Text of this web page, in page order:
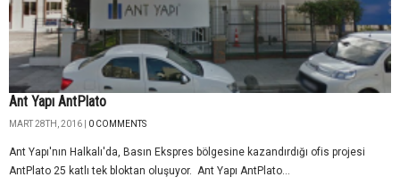
Ant Yapı AntPlato
MART 28TH, 2016 | 0 COMMENTS
Ant Yapı'nın Halkalı'da, Basın Ekspres bölgesine kazandırdığı ofis projesi
AntPlato 25 katlı tek bloktan oluşuyor. Ant Yapı AntPlato...